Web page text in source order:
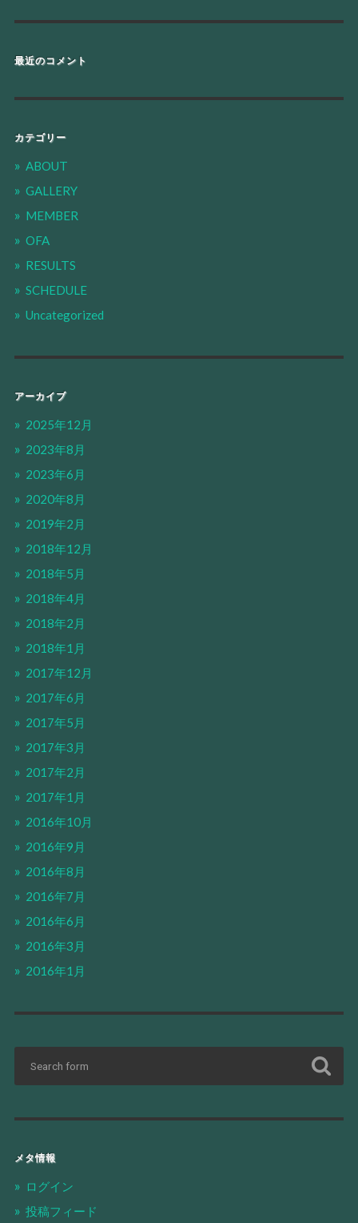
最近のコメント
カテゴリー
ABOUT
GALLERY
MEMBER
OFA
RESULTS
SCHEDULE
Uncategorized
アーカイブ
2025年12月
2023年8月
2023年6月
2020年8月
2019年2月
2018年12月
2018年5月
2018年4月
2018年2月
2018年1月
2017年12月
2017年6月
2017年5月
2017年3月
2017年2月
2017年1月
2016年10月
2016年9月
2016年8月
2016年7月
2016年6月
2016年3月
2016年1月
メタ情報
ログイン
投稿フィード